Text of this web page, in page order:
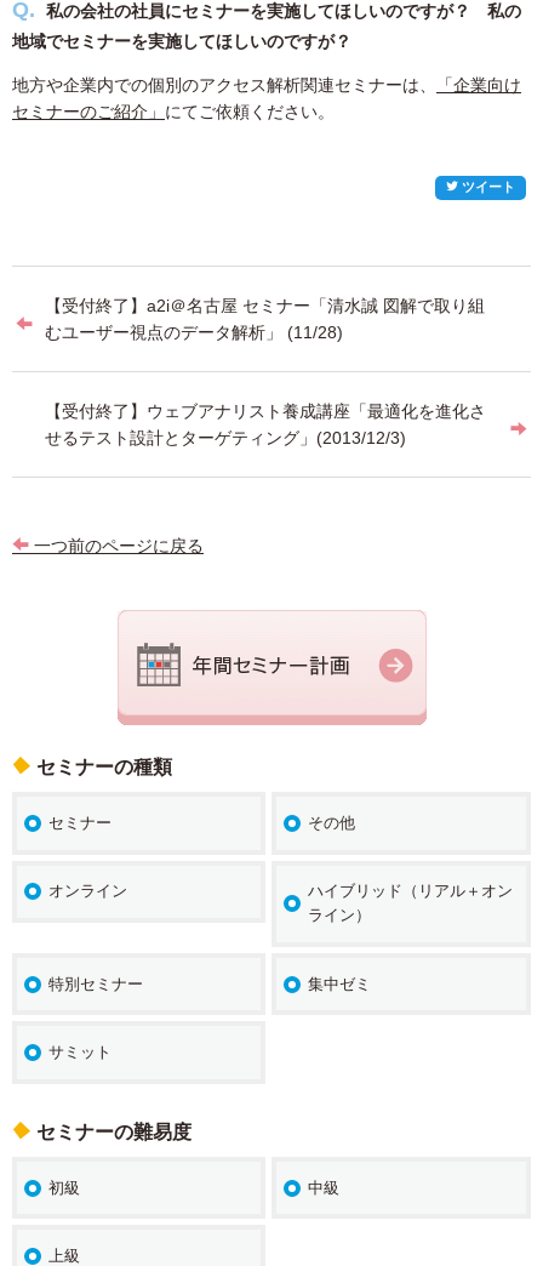
私の会社の社員にセミナーを実施してほしいのですが？ 私の
地域でセミナーを実施してほしいのですが？
地方や企業内での個別のアクセス解析関連セミナーは、
「企業向け
セミナーのご紹介」 にてご依頼ください。
ツイート
稿
ナ
ー
【受付終了】a2i＠名古屋 セミナー「清水誠 図解で取り組
むユーザー視点のデータ解析」 (11/28)
【受付終了】ウェブアナリスト養成講座「最適化を進化さ
せるテスト設計とターゲティング」(2013/12/3)
一つ前のページに戻る
セミナーの種類
セミナー その他
オンライン
ハイブリッド（リアル＋オン
ライン）
特別セミナー 集中ゼミ
サミット
セミナーの難易度
初級 中級
上級